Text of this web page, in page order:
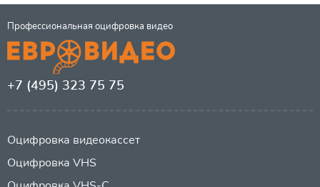
Профессиональная оцифровка видео
+7 (495) 323 75 75
Оцифровка видеокассет
Оцифровка VHS